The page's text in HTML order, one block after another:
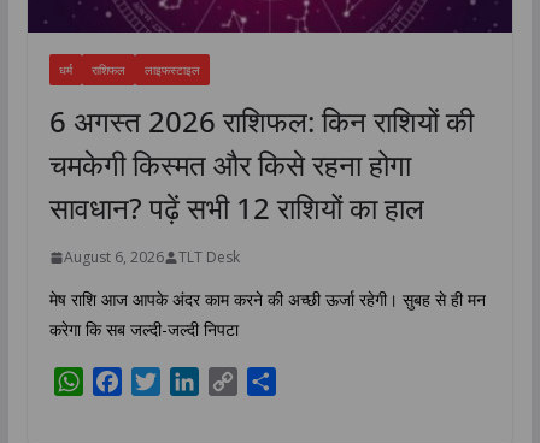
धर्म राशिफल लाइफस्टाइल
6 अगस्त 2026 राशिफल: किन राशियों की
चमकेगी किस्मत और किसे रहना होगा
सावधान? पढ़ें सभी 12 राशियों का हाल
August 6, 2026 TLT Desk
मेष राशि आज आपके अंदर काम करने की अच्छी ऊर्जा रहेगी। सुबह से ही मन
करेगा कि सब जल्दी-जल्दी निपटा
W